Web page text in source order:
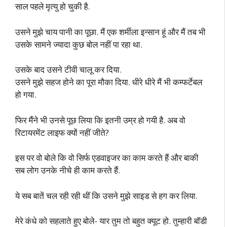
साल पहले मृत्यु हो चुकी है.
उसने मुझे चाय पानी का पूछा. मैं एक शर्मीला इन्सान हूं और मैं तब भी
उसके सामने ज्यादा कुछ बोल नहीं पा रहा था.
उसके बाद उसने टीवी चालू कर दिया.
उसने मुझे सहज होने का पूरा मौका दिया. धीरे धीरे मैं भी कम्फर्टेबल
हो गया.
फिर मैंने भी उनसे पूछ लिया कि इतनी उम्र हो गयी है. अब वो
रिटायरमेंट लाइफ क्यों नहीं जीते?
इस पर वो बोले कि वो सिर्फ एडवाइजर का काम करते हैं और बाकी
सब लोग उनके नीचे ही काम करते हैं.
ये सब बातें चल रही रही थीं कि उसने मुझे साइड से हग कर लिया.
मेरे कंधे को सहलाते हुए बोले- यार तुम तो बहुत क्यूट हो. तुम्हारी बॉडी